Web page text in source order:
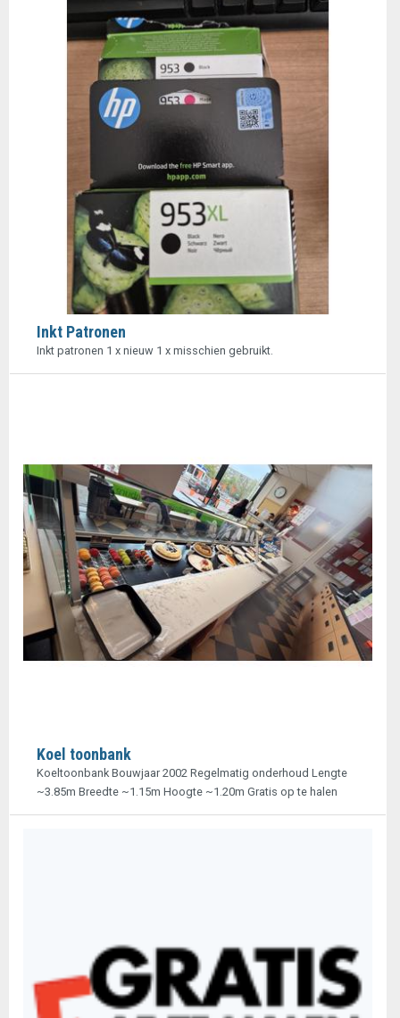
Inkt Patronen
Inkt patronen 1 x nieuw 1 x misschien gebruikt.
Koel toonbank
Koeltoonbank Bouwjaar 2002 Regelmatig onderhoud Lengte
~3.85m Breedte ~1.15m Hoogte ~1.20m Gratis op te halen